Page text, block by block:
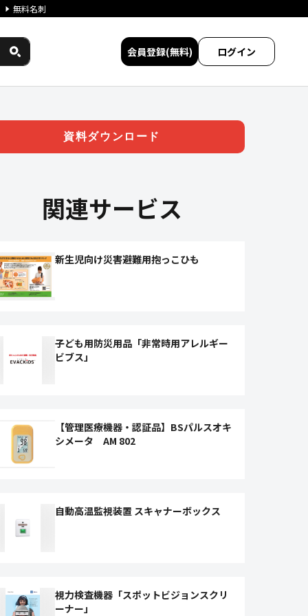
無料名刺
会員登録(無料) ログイン
資料ダウンロード
関連サービス
新生児向け災害避難用抱っこひも
子ども用防災用品「非常時用アレルギー
ビブス」
【管理医療機器・認証品】BSパルスオキ
シメータ AM 802
自動高温監視装置 スキャナーボックス
視力検査機器「スポットビジョンスクリ
ーナー」